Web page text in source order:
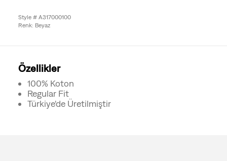
Style # A317000100
Renk: Beyaz
Özellikler
100% Koton
Regular Fit
Türkiye'de Üretilmiştir